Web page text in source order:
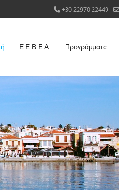
+30 22970 22449
Ε.Ε.Β.Ε.Α. Προγράμματα